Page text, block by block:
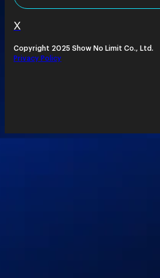
X
Copyright 2025 Show No Limit Co., Ltd.
Privacy Policy